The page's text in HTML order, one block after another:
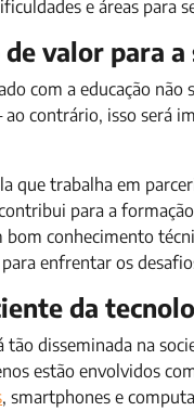
e áreas para
de valor para a
com a educação não
ao contrário, isso será
que trabalha em
para a
bom conhecimento
enfrentar os
da
tão disseminada na
estão envolvidos
, smartphones e